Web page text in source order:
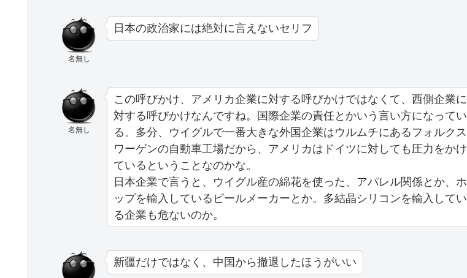
名無し
日本の政治家には絶対に言えないセリフ
名無し
この呼びかけ、アメリカ企業に対する呼びかけではなくて、西側企業に
対する呼びかけなんですね。国際企業の責任とかいう言い方になってい
る。多分、ウイグルで一番大きな外国企業はウルムチにあるフォルクス
ワーゲンの自動車工場だから、アメリカはドイツに対しても圧力をかけ
ているということなのかな。
日本企業で言うと、ウイグル産の綿花を使った、アパレル関係とか、ホ
ップを輸入しているビールメーカーとか。多結晶シリコンを輸入してい
る企業も危ないのか。
新疆だけではなく、中国から撤退したほうがいい